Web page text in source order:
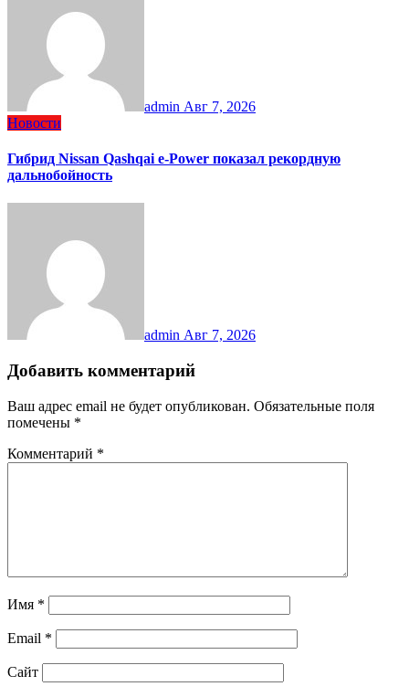
admin Авг 7, 2026
Новости
Гибрид Nissan Qashqai e-Power показал рекордную
дальнобойность
admin Авг 7, 2026
Добавить комментарий
Ваш адрес email не будет опубликован. Обязательные поля
помечены *
Комментарий *
Имя *
Email *
Сайт